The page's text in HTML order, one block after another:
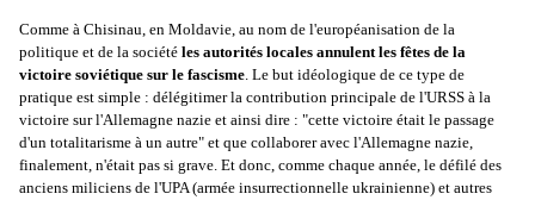
Comme à Chisinau, en Moldavie, au nom de l'européanisation de la
politique et de la société les autorités locales annulent les fêtes de la
victoire soviétique sur le fascisme. Le but idéologique de ce type de
pratique est simple : délégitimer la contribution principale de l'URSS à la
victoire sur l'Allemagne nazie et ainsi dire : "cette victoire était le passage
d'un totalitarisme à un autre" et que collaborer avec l'Allemagne nazie,
finalement, n'était pas si grave. Et donc, comme chaque année, le défilé des
anciens miliciens de l'UPA (armée insurrectionnelle ukrainienne) et autres